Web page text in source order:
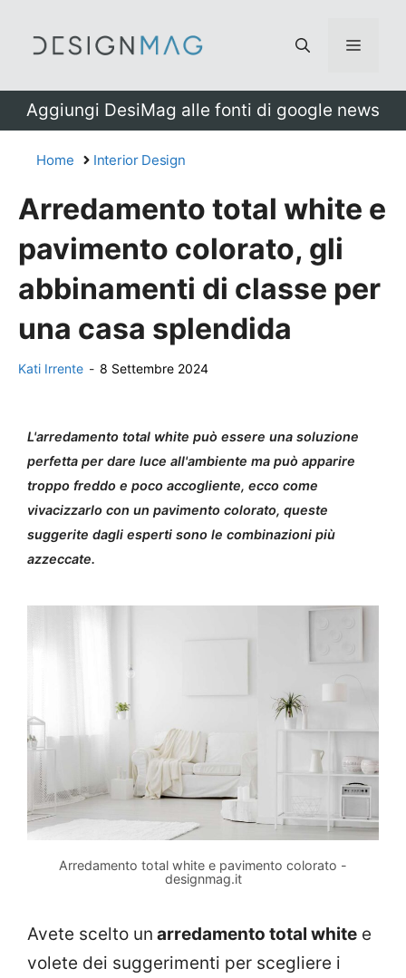
Menu
Aggiungi DesiMag alle fonti di google news
Home Interior Design
Arredamento total white e
pavimento colorato, gli
abbinamenti di classe per
una casa splendida
Kati Irrente - 8 Settembre 2024
L'arredamento total white può essere una soluzione
perfetta per dare luce all'ambiente ma può apparire
troppo freddo e poco accogliente, ecco come
vivacizzarlo con un pavimento colorato, queste
suggerite dagli esperti sono le combinazioni più
azzeccate.
Arredamento total white e pavimento colorato -
designmag.it
Avete scelto un arredamento total white e
volete dei suggerimenti per scegliere i